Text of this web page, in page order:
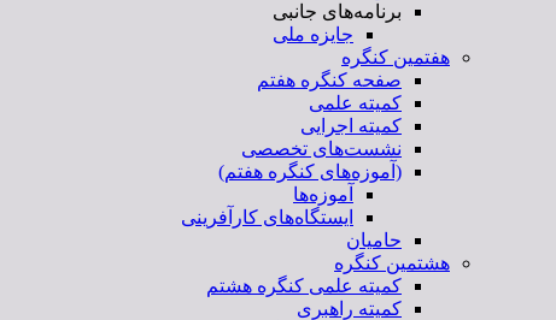
برنامه‌های جانبی
جایزه ملی
هفتمین کنگره
صفحه کنگره هفتم
کمیته علمی
کمیته اجرایی
نشست‌های تخصصی
(آموزه‌های کنگره هفتم)
آموزه‌ها
ایستگاه‌های کارآفرینی
حامیان
هشتمین کنگره
کمیته علمی کنگره هشتم
کمیته راهبری